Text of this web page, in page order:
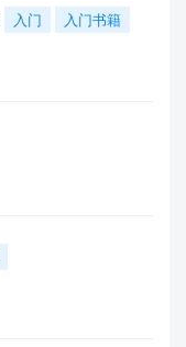
入门 入门书籍